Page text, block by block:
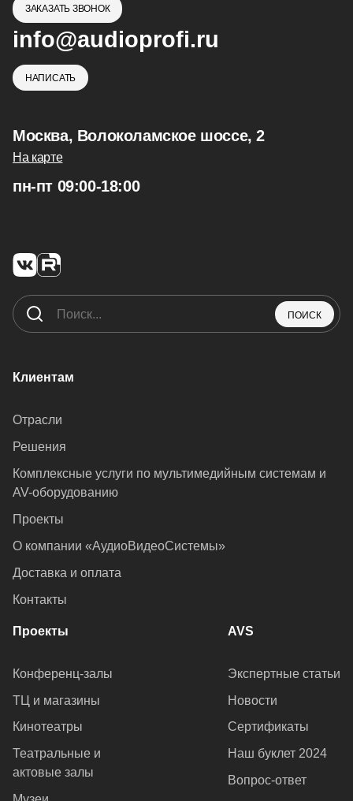
ЗАКАЗАТЬ ЗВОНОК
info@audioprofi.ru
НАПИСАТЬ
Москва, Волоколамское шоссе, 2
На карте
пн-пт 09:00-18:00
ПОИСК
Клиентам
Отрасли
Решения
Комплексные услуги по мультимедийным системам и
AV-оборудованию
Проекты
О компании «АудиоВидеоСистемы»
Доставка и оплата
Контакты
Проекты
Конференц-залы
ТЦ и магазины
Кинотеатры
Театральные и
актовые залы
AVS
Экспертные статьи
Новости
Сертификаты
Наш буклет 2024
Вопрос-ответ